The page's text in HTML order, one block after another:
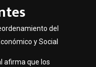
del
y Social
afirma que los